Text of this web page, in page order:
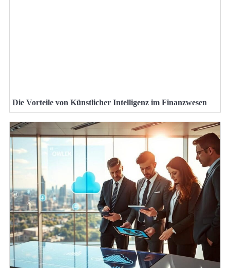
Die Vorteile von Künstlicher Intelligenz im Finanzwesen